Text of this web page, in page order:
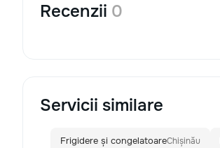
Recenzii 0
Servicii similare
Frigidere și congelatoareChișinău